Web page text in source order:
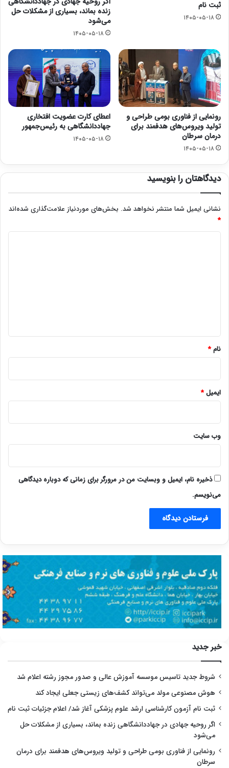
ثبت نام
۱۴۰۵-۰۵-۱۸
زنده بماند، بسیاری از مشکلات حل
می‌شود
۱۴۰۵-۰۵-۱۸
رونمایی از فناوری بومی طراحی و
تولید ویروس‌های هدفمند برای
درمان سرطان
۱۴۰۵-۰۵-۱۸
اعطای کارت عضویت افتخاری
جهاددانشگاهی به رئیس‌جمهور
۱۴۰۵-۰۵-۱۸
دیدگاهتان را بنویسید
نشانی ایمیل شما منتشر نخواهد شد. بخش‌های موردنیاز علامت‌گذاری شده‌اند
*
نام*
ایمیل*
وب‌ سایت
ذخیره نام، ایمیل و وبسایت من در مرورگر برای زمانی که دوباره دیدگاهی
می‌نویسم.
خبر جدید
شروط جدید تاسیس موسسه آموزش عالی و صدور مجوز رشته اعلام شد
هوش مصنوعی مولد می‌تواند کشف‌های زیستی جعلی ایجاد کند
ثبت نام آزمون کارشناسی ارشد علوم پزشکی آغاز شد/ اعلام جزئیات ثبت نام
اگر روحیه جهادی در جهاددانشگاهی زنده بماند، بسیاری از مشکلات حل
می‌شود
رونمایی از فناوری بومی طراحی و تولید ویروس‌های هدفمند برای درمان
سرطان